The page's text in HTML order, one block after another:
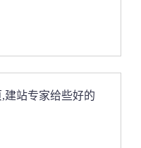
建站专家给些好的